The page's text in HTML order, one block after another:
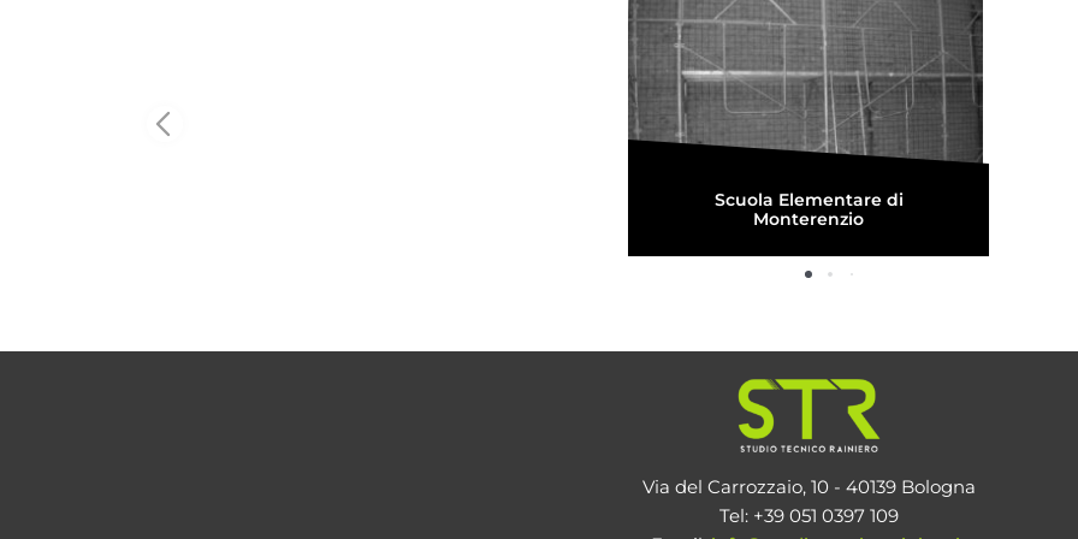
Scuola Elementare di
Monterenzio
Via del Carrozzaio, 10 - 40139 Bologna
Tel: +39 051 0397 109